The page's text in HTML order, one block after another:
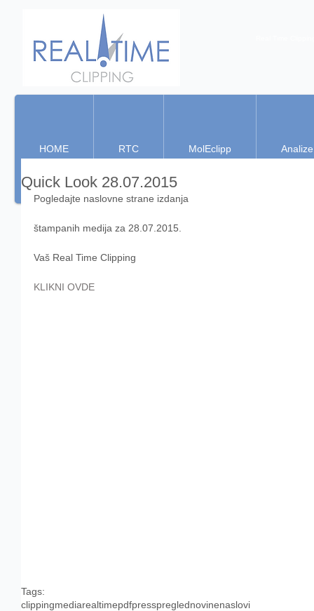
HOME RTC MolEclipp Analize
Quick Look 28.07.2015
Pogledajte naslovne strane izdanja
štampanih medija za 28.07.2015.
Vaš Real Time Clipping
KLIKNI OVDE
Tags:
clippingmediarealtimepdfpresspreglednovinenaslovi